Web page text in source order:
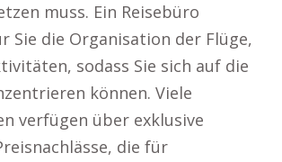
muss. Ein Reisebüro
Sie die Organisation der Flüge,
sodass Sie sich auf die
können. Viele
verfügen über exklusive
die für